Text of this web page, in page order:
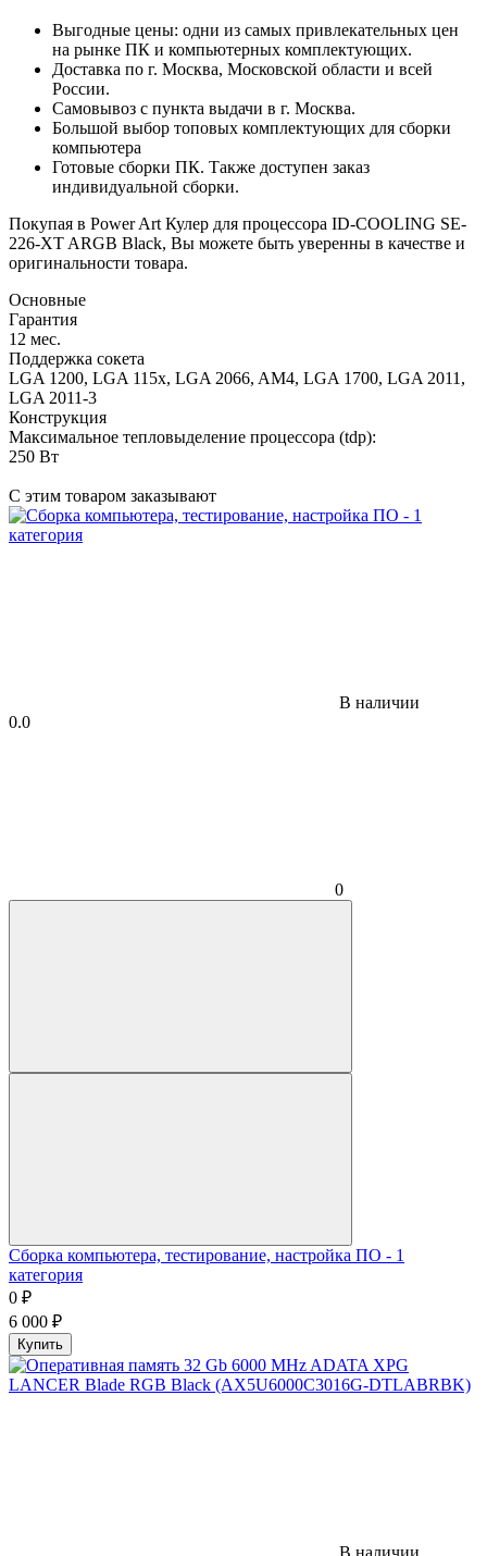
Выгодные цены: одни из самых привлекательных цен
на рынке ПК и компьютерных комплектующих.
Доставка по г. Москва, Московской области и всей
России.
Самовывоз с пункта выдачи в г. Москва.
Большой выбор топовых комплектующих для сборки
компьютера
Готовые сборки ПК. Также доступен заказ
индивидуальной сборки.
Покупая в Power Art Кулер для процессора ID-COOLING SE-
226-XT ARGB Black, Вы можете быть уверенны в качестве и
оригинальности товара.
Основные
Гарантия
12 мес.
Поддержка сокета
LGA 1200, LGA 115x, LGA 2066, AM4, LGA 1700, LGA 2011,
LGA 2011-3
Конструкция
Максимальное тепловыделение процессора (tdp):
250 Вт
С этим товаром заказывают
В наличии
0.0
0
Сборка компьютера, тестирование, настройка ПО - 1
категория
0 ₽
6 000 ₽
Купить
В наличии